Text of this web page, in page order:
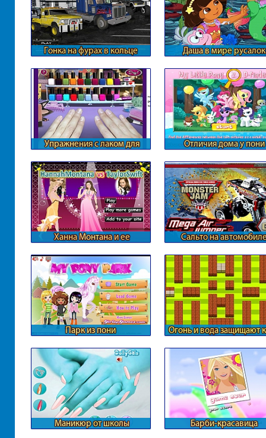
Гонка на фурах в кольце Даша в мире русалок
Упражнения с лаком для
Отличия дома у пони
Ханна Монтана и ее
Сальто на
Парк из пони Огонь и вода защищают
Маникюр от школы
Барби-красавица